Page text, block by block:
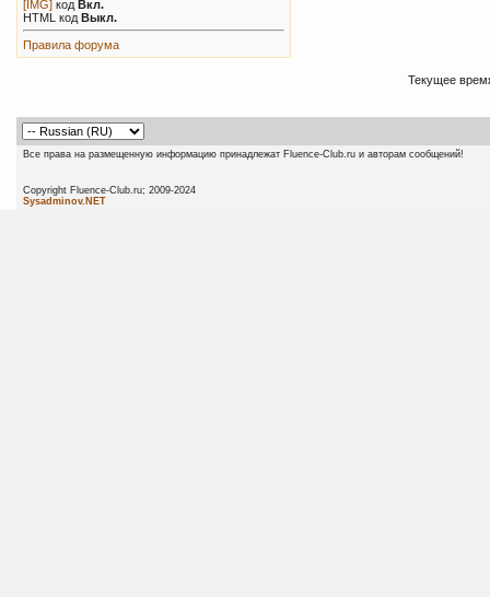
[IMG] код Вкл.
HTML код Выкл.
Правила форума
Текущее
Все права на размещенную информацию принадлежат Fluence-Club.ru и авторам сообщений!
Copyright Fluence-Club.ru;
Sysadminov.NET